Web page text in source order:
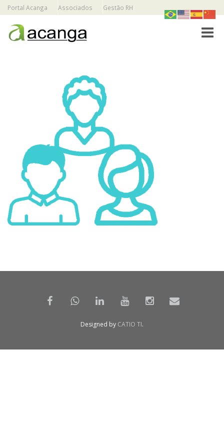
Portal Acanga Associados Gestão RH
Designed by CATIO TI.